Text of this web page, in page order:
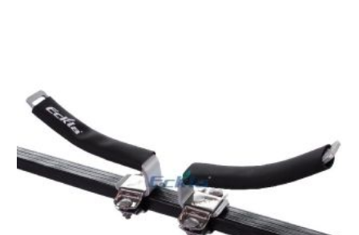
Acciaio
Inox
79947